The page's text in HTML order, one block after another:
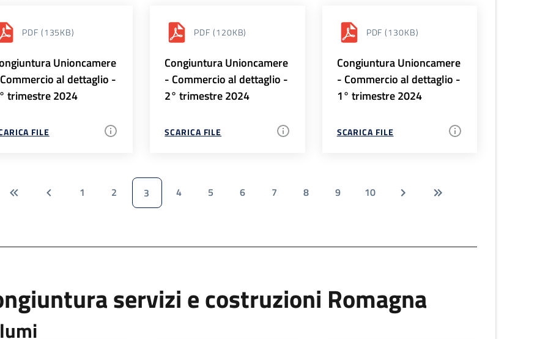
PDF (135KB)
Unioncamere
al dettaglio -
trimestre 2024
FILE
PDF (120KB)
Congiuntura Unioncamere
- Commercio al dettaglio -
2° trimestre 2024
SCARICA FILE
PDF (130KB)
Congiuntura Unioncamere
- Commercio al dettaglio -
1° trimestre 2024
SCARICA FILE
1 2 3 4 5 6 7 8 9 10
servizi e costruzioni Romagna